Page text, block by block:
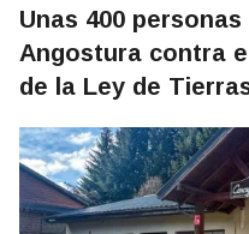
Unas 400
Angostura contra
de la Ley de